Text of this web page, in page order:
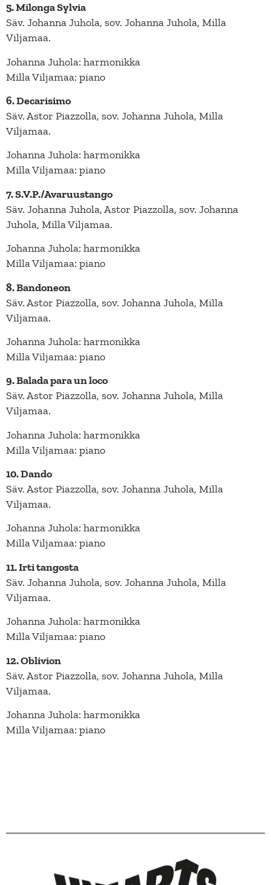
5. Milonga Sylvia
Säv. Johanna Juhola, sov. Johanna Juhola, Milla
Viljamaa.
Johanna Juhola: harmonikka
Milla Viljamaa: piano
6. Decarisimo
Säv. Astor Piazzolla, sov. Johanna Juhola, Milla
Viljamaa.
Johanna Juhola: harmonikka
Milla Viljamaa: piano
7. S.V.P./Avaruustango
Säv. Johanna Juhola, Astor Piazzolla, sov. Johanna
Juhola, Milla Viljamaa.
Johanna Juhola: harmonikka
Milla Viljamaa: piano
8. Bandoneon
Säv. Astor Piazzolla, sov. Johanna Juhola, Milla
Viljamaa.
Johanna Juhola: harmonikka
Milla Viljamaa: piano
9. Balada para un loco
Säv. Astor Piazzolla, sov. Johanna Juhola, Milla
Viljamaa.
Johanna Juhola: harmonikka
Milla Viljamaa: piano
10. Dando
Säv. Astor Piazzolla, sov. Johanna Juhola, Milla
Viljamaa.
Johanna Juhola: harmonikka
Milla Viljamaa: piano
11. Irti tangosta
Säv. Johanna Juhola, sov. Johanna Juhola, Milla
Viljamaa.
Johanna Juhola: harmonikka
Milla Viljamaa: piano
12. Oblivion
Säv. Astor Piazzolla, sov. Johanna Juhola, Milla
Viljamaa.
Johanna Juhola: harmonikka
Milla Viljamaa: piano